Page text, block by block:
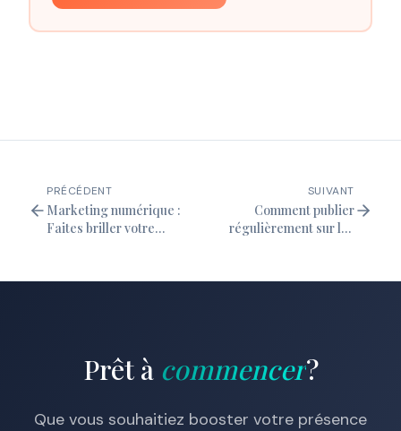
PRÉCÉDENT
Marketing numérique :
Faites briller votre
SUIVANT
Comment publier
régulièrement sur les
Prêt à commencer?
Que vous souhaitiez booster votre présence